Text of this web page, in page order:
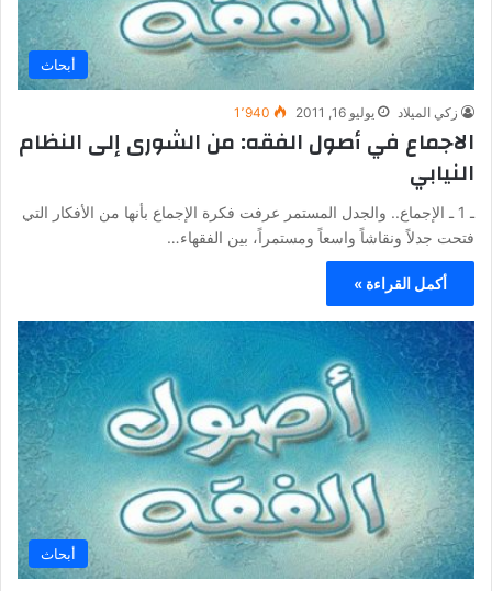
أبحاث
زكي الميلاد يوليو 16, 2011 1٬940
الاجماع في أصول الفقه: من الشورى إلى النظام
النيابي
ـ 1 ـ الإجماع.. والجدل المستمر عرفت فكرة الإجماع بأنها من الأفكار التي
فتحت جدلاً ونقاشاً واسعاً ومستمراً، بين الفقهاء…
أكمل القراءة »
أبحاث